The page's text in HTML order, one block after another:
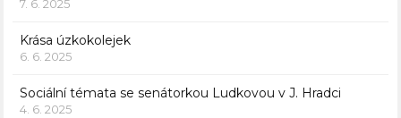
7. 6. 2025
Krása úzkokolejek
6. 6. 2025
Sociální témata se senátorkou Ludkovou v J. Hradci
4. 6. 2025